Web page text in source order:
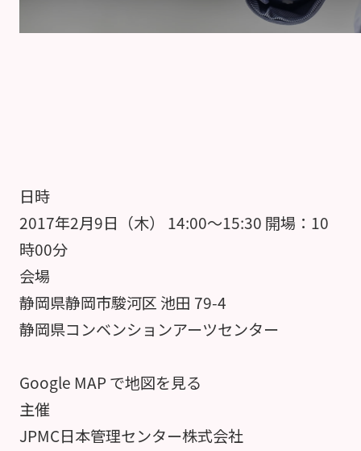
日時
2017年2月9日（木） 14:00～15:30 開場：10
時00分
会場
静岡県静岡市駿河区 池田 79-4
静岡県コンベンションアーツセンター
Google MAP で地図を見る
主催
JPMC日本管理センター株式会社